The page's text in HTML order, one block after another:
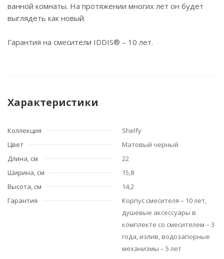
ванной комнаты. На протяжении многих лет он будет
выглядеть как новый.
Гарантия на смесители IDDIS® – 10 лет.
Характеристики
Коллекция
Shelfy
Цвет
Матовый черный
Длина, см
22
Ширина, см
15,8
Высота, см
14,2
Гарантия
Корпус смесителя – 10 лет,
душевые аксессуары в
комплекте со смесителем – 3
года, излив, водозапорные
механизмы – 5 лет